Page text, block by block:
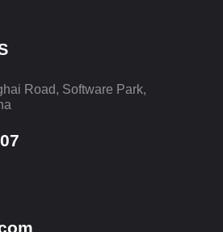
Road, Software Park,